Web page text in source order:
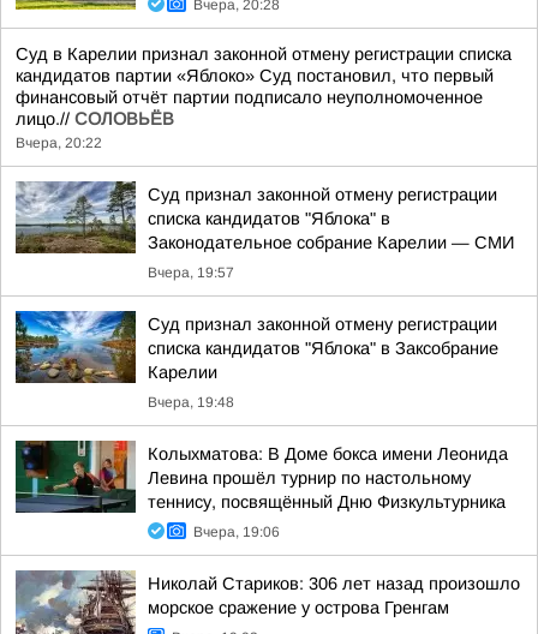
Вчера, 20:28
Суд в Карелии признал законной отмену регистрации списка
кандидатов партии «Яблоко» Суд постановил, что первый
финансовый отчёт партии подписало неуполномоченное
лицо.// СОЛОВЬЁВ
Вчера, 20:22
Суд признал законной отмену регистрации
списка кандидатов "Яблока" в
Законодательное собрание Карелии — СМИ
Вчера, 19:57
Суд признал законной отмену регистрации
списка кандидатов "Яблока" в Заксобрание
Карелии
Вчера, 19:48
Колыхматова: В Доме бокса имени Леонида
Левина прошёл турнир по настольному
теннису, посвящённый Дню Физкультурника
Вчера, 19:06
Николай Стариков: 306 лет назад произошло
морское сражение у острова Гренгам